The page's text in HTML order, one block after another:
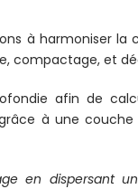
à harmoniser la
compactage, et
afin de
à une couche
en dispersant